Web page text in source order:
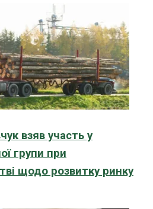
взяв участь у
групи при
щодо розвитку ринку